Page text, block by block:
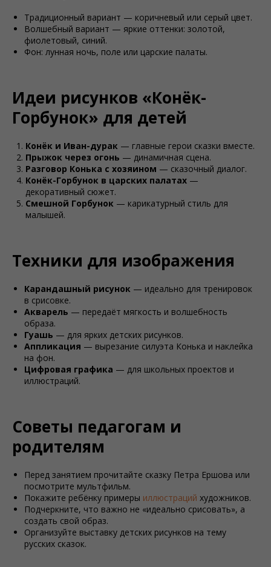
Традиционный вариант — коричневый или серый цвет.
Волшебный вариант — яркие оттенки: золотой,
фиолетовый, синий.
Фон: лунная ночь, поле или царские палаты.
Идеи рисунков «Конёк-
Горбунок» для детей
Конёк и Иван-дурак — главные герои сказки вместе.
Прыжок через огонь — динамичная сцена.
Разговор Конька с хозяином — сказочный диалог.
Конёк-Горбунок в царских палатах —
декоративный сюжет.
Смешной Горбунок — карикатурный стиль для
малышей.
Техники для изображения
Карандашный рисунок — идеально для тренировок
в срисовке.
Акварель — передаёт мягкость и волшебность
образа.
Гуашь — для ярких детских рисунков.
Аппликация — вырезание силуэта Конька и наклейка
на фон.
Цифровая графика — для школьных проектов и
иллюстраций.
Советы педагогам и
родителям
Перед занятием прочитайте сказку Петра Ершова или
посмотрите мультфильм.
Покажите ребёнку примеры иллюстраций художников.
Подчеркните, что важно не «идеально срисовать», а
создать свой образ.
Организуйте выставку детских рисунков на тему
русских сказок.